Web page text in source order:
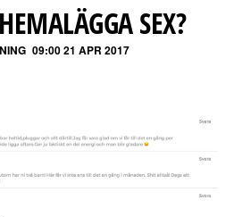
SEX?
09:00 21 APR 2017